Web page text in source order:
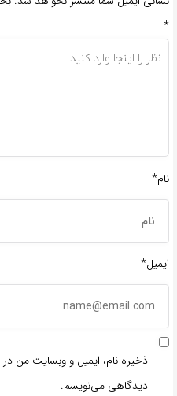
*
نام*
ایمیل*
ذخیره نام، ایمیل و وبسایت من در
دیدگاهی می‌نویسم.